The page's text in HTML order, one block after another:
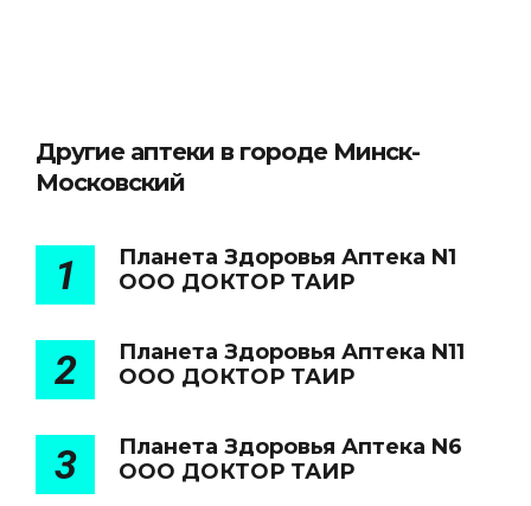
Другие аптеки в городе Минск-
Московский
1
Планета Здоровья Аптека N1
ООО ДОКТОР ТАИР
2
Планета Здоровья Аптека N11
ООО ДОКТОР ТАИР
3
Планета Здоровья Аптека N6
ООО ДОКТОР ТАИР